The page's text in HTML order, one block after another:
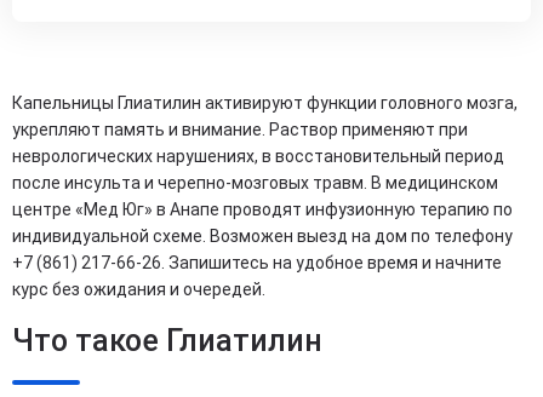
Капельницы Глиатилин активируют функции головного мозга,
укрепляют память и внимание. Раствор применяют при
неврологических нарушениях, в восстановительный период
после инсульта и черепно-мозговых травм. В медицинском
центре «Мед Юг» в Анапе проводят инфузионную терапию по
индивидуальной схеме. Возможен выезд на дом по телефону
+7 (861) 217-66-26. Запишитесь на удобное время и начните
курс без ожидания и очередей.
Что такое Глиатилин